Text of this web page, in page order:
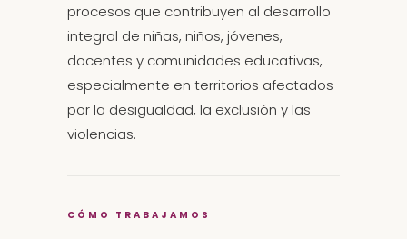
procesos que contribuyen al desarrollo
integral de niñas, niños, jóvenes,
docentes y comunidades educativas,
especialmente en territorios afectados
por la desigualdad, la exclusión y las
violencias.
CÓMO TRABAJAMOS